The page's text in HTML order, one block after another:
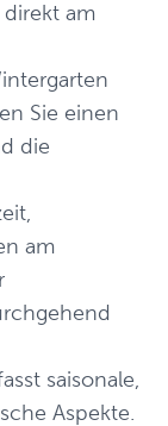
am
Sie einen
die
am
saisonale,
Aspekte.